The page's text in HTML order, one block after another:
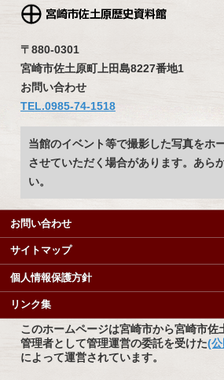
〒880-0301
宮崎市佐土原町上田島8227番地1
お問い合わせ
TEL.0985-74-1518
当館のイベント等で撮影した写真をホ
させていただく場合があります。あら
い。
お問い合わせ
サイトマップ
個人情報保護方針
リンク集
このホームページは宮崎市から宮崎市佐
管理者として管理運営の委託を受けた(
によって運営されています。